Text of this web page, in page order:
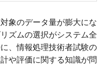
象のデータ量が膨大にな
ズムの選択がシステム全
、情報処理技術者試験の
や評価に関する知識が問